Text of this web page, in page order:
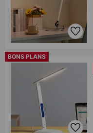
BONS PLANS